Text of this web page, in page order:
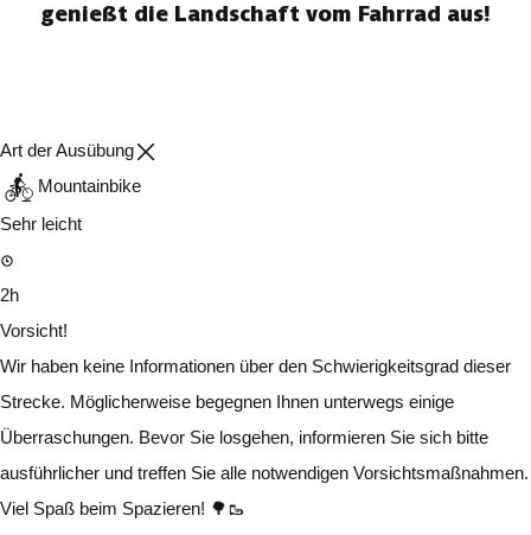
genießt die Landschaft vom Fahrrad aus!
Art der Ausübung
Mountainbike
Sehr leicht
2h
Vorsicht!
Wir haben keine Informationen über den Schwierigkeitsgrad dieser
Strecke. Möglicherweise begegnen Ihnen unterwegs einige
Überraschungen. Bevor Sie losgehen, informieren Sie sich bitte
ausführlicher und treffen Sie alle notwendigen Vorsichtsmaßnahmen.
Viel Spaß beim Spazieren! 🌳🥾